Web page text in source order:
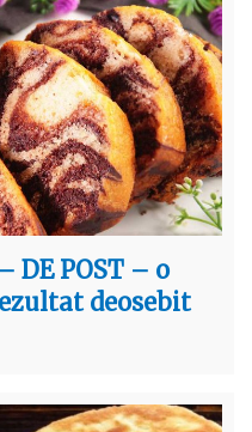
DE POST – o
deosebit